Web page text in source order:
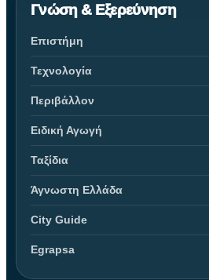
Γνώση & Εξερεύνηση
Επιστήμη
Τεχνολογία
Περιβάλλον
Ειδική Αγωγή
Ταξίδια
Άγνωστη Ελλάδα
City Guide
Egrapsa